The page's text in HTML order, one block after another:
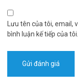
Lưu tên của tôi,
bình luận kế tiếp của tôi.